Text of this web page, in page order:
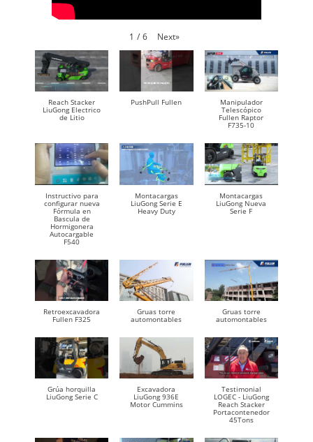
1 / 6 Next»
Reach Stacker
LiuGong Electrico
de Litio
PushPull Fullen
Manipulador
Telescópico
Fullen Raptor
F735-10
Instructivo para
configurar nueva
Fórmula en
Bascula de
Hormigonera
Autocargable
F540
Montacargas
LiuGong Serie E
Heavy Duty
Montacargas
LiuGong Nueva
Serie F
Retroexcavadora
Fullen F325
Gruas torre
automontables
Gruas torre
automontables
Grúa horquilla
LiuGong Serie C
Excavadora
LiuGong 936E
Motor Cummins
Testimonial
LOGEC - LiuGong
Reach Stacker
Portacontenedor
45Tons